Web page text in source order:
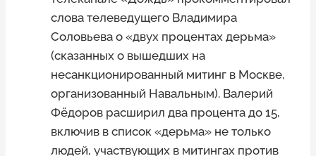
слова телеведущего Владимира
Соловьева о «двух процентах дерьма»
(сказанных о вышедших на
несанкционированный митинг в Москве,
организованный Навальным). Валерий
Фёдоров расширил два процента до 15,
включив в список «дерьма» не только
людей, участвующих в митингах против